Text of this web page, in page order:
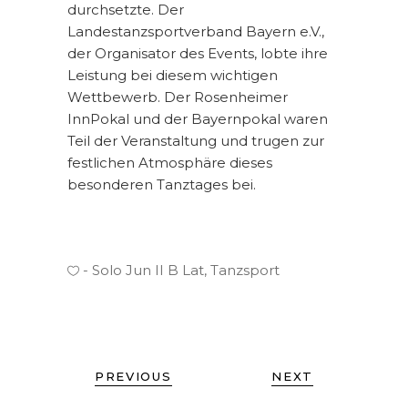
durchsetzte. Der
Landestanzsportverband Bayern e.V.,
der Organisator des Events, lobte ihre
Leistung bei diesem wichtigen
Wettbewerb. Der Rosenheimer
InnPokal und der Bayernpokal waren
Teil der Veranstaltung und trugen zur
festlichen Atmosphäre dieses
besonderen Tanztages bei.
Solo Jun II B Lat, Tanzsport
PREVIOUS NEXT